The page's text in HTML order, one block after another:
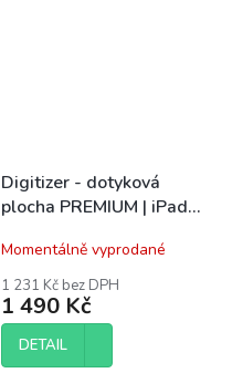
Digitizer - dotyková
plocha PREMIUM | iPad
Momentálně vyprodané
1 231 Kč bez DPH
1 490 Kč
DETAIL